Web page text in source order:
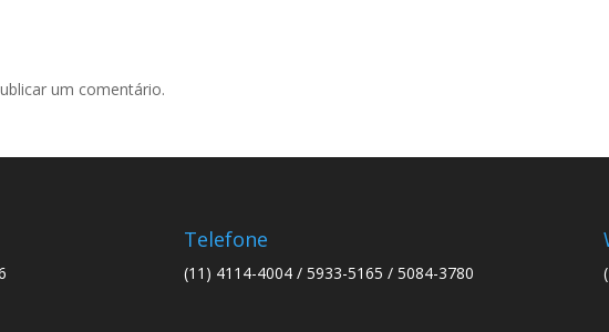
um comentário.
Telefone
(11) 4114-4004 / 5933-5165 / 5084-3780